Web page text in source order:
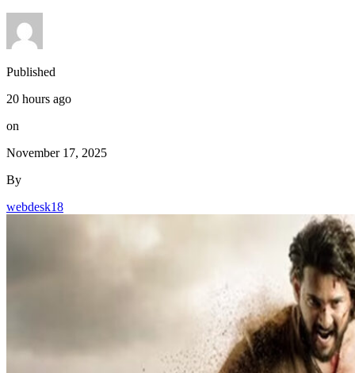
Published
20 hours ago
on
November 17, 2025
By
webdesk18